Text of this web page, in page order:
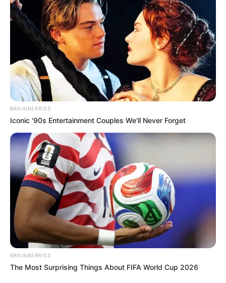
BRAINBERRIES
Iconic '90s Entertainment Couples We'll Never Forget
BRAINBERRIES
The Most Surprising Things About FIFA World Cup 2026